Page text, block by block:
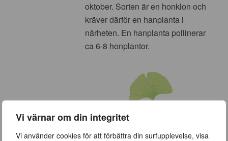
Vi värnar om din integritet
Vi använder cookies för att förbättra din surfupplevelse, visa
oktober. Sorten är en honklon och
kräver därför en hanplanta i
närheten. En hanplanta pollinerar
ca 6-8 honplantor.